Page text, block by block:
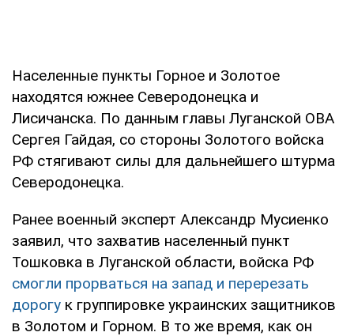
Населенные пункты Горное и Золотое
находятся южнее Северодонецка и
Лисичанска. По данным главы Луганской ОВА
Сергея Гайдая, со стороны Золотого войска
РФ стягивают силы для дальнейшего штурма
Северодонецка.
Ранее военный эксперт Александр Мусиенко
заявил, что захватив населенный пункт
Тошковка в Луганской области, войска РФ
смогли прорваться на запад и перерезать
дорогу к группировке украинских защитников
в Золотом и Горном. В то же время, как он